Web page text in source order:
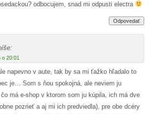
odbocujem, snad mi odpusti electra
Odpovedať
o 20:01
napevno v aute, tak by sa mi ťažko hľadalo to
je… Som s ňou spokojná, ale neviem ju
má e-shop v ktorom som ju kúpila, ich má dve
pozrieť a aj mi ich predviedla), pre obe dcéry